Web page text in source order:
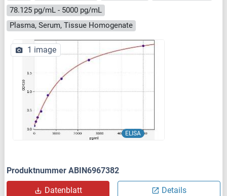
78.125 pg/mL - 5000 pg/mL
Plasma, Serum, Tissue Homogenate
ELISA
1 image
Produktnummer ABIN6967382
Datenblatt Details